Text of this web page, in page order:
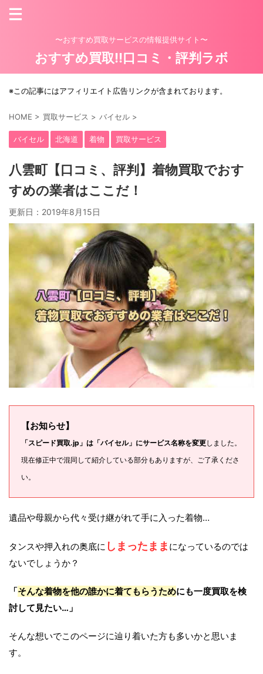
〜おすすめ買取サービスの情報提供サイト〜
おすすめ買取!!口コミ・評判ラボ
※この記事にはアフィリエイト広告リンクが含まれております。
HOME > 買取サービス > バイセル >
バイセル 北海道 着物 買取サービス
八雲町【口コミ、評判】着物買取でおす
すめの業者はここだ！
更新日： 2019年8月15日
【お知らせ】
「スピード買取.jp」は「バイセル」にサービス名称を変更しました。
現在修正中で混同して紹介している部分もありますが、ご了承くださ
い。
遺品や母親から代々受け継がれて手に入った着物…
タンスや押入れの奥底に しまったまま になっているのでは
ないでしょうか？
「そんな着物を他の誰かに着てもらうためにも一度買取を検
討して見たい…」
そんな想いでこのページに辿り着いた方も多いかと思いま
す。